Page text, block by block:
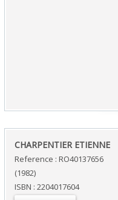
‎CHARPENTIER ETIENNE‎
Reference : RO40137656
(1982)
ISBN : 2204017604